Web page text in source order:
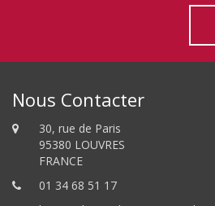
Nous Contacter
30, rue de Paris
95380 LOUVRES
FRANCE
01 34 68 51 17